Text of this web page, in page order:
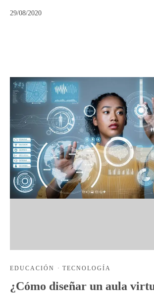
29/08/2020
EDUCACIÓN · TECNOLOGÍA
¿Cómo diseñar un aula